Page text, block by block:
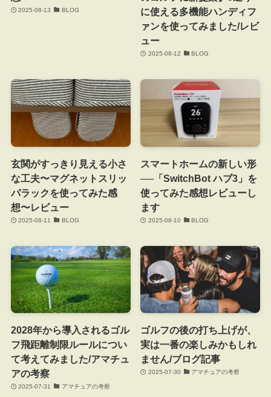
2025-08-13 BLOG
に使える多機能ハンディフ
ァンを使ってみました/レビ
ュー
2025-08-12 BLOG
玄関がすっきり見える小さ
な工夫〜マグネットスリッ
パラックを使ってみた感
想〜レビュー
2025-08-11 BLOG
スマートホームの新しい形
──「SwitchBot ハブ3」を
使ってみた感想レビューし
ます
2025-08-10 BLOG
2028年から導入されるゴル
フ飛距離制限ルールについ
て考えてみました/アマチュ
アの考察
2025-07-31 アマチュアの考察
ゴルフの後の打ち上げが、
実は一番の楽しみかもしれ
ません/ブログ記事
2025-07-30 アマチュアの考察